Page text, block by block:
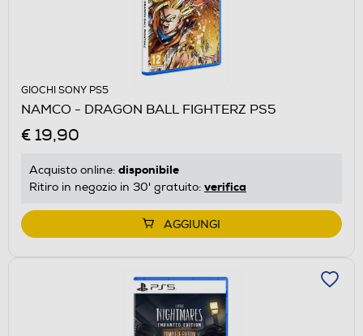
GIOCHI SONY PS5
NAMCO - DRAGON BALL FIGHTERZ PS5
€ 19,90
Acquisto online: disponibile
Ritiro in negozio in 30' gratuito: verifica
AGGIUNGI